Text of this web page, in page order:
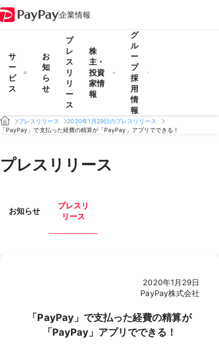
企業情報
サ
ー
ビ
ス
お
知
ら
せ
プ
レ
ス
リ
リ
ー
ス
株
主・
投資
家情
報
グ
ル
ー
プ
採
用
情
報
プレスリリース
2020年1月29日のプレスリリース
「PayPay」で支払った経費の精算が「PayPay」アプリでできる！
プレスリリース
お知らせ
プレスリ
リース
2020年1月29日
PayPay株式会社
「PayPay」で支払った経費の精算が
「PayPay」アプリでできる！